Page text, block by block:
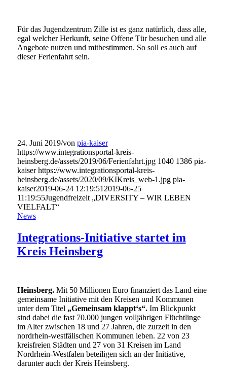
Für das Jugendzentrum Zille ist es ganz natürlich, dass alle,
egal welcher Herkunft, seine Offene Tür besuchen und alle
Angebote nutzen und mitbestimmen. So soll es auch auf
dieser Ferienfahrt sein.
24. Juni 2019/von pia-kaiser
https://www.integrationsportal-kreis-
heinsberg.de/assets/2019/06/Ferienfahrt.jpg 1040 1386 pia-
kaiser https://www.integrationsportal-kreis-
heinsberg.de/assets/2020/09/KIKreis_web-1.jpg pia-
kaiser2019-06-24 12:19:51 2019-06-25
11:19:55Jugendfreizeit „DIVERSITY – WIR LEBEN
VIELFALT“
News
Integrations-Initiative startet im
Kreis Heinsberg
Heinsberg.Mit 50 Millionen Euro finanziert das Land eine
gemeinsame Initiative mit den Kreisen und Kommunen
unter dem Titel „Gemeinsam klappt‘s“.Im Blickpunkt
sind dabei die fast 70.000 jungen volljährigen Flüchtlinge
im Alter zwischen 18 und 27 Jahren, die zurzeit in den
nordrhein-westfälischen Kommunen leben. 22 von 23
kreisfreien Städten und 27 von 31 Kreisen im Land
Nordrhein-Westfalen beteiligen sich an der Initiative,
darunter auch der Kreis Heinsberg.